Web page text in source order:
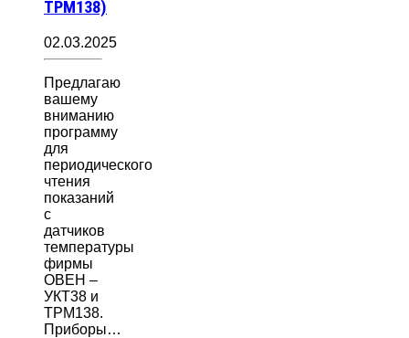
ТРМ138)
02.03.2025
Предлагаю
вашему
вниманию
программу
для
периодического
чтения
показаний
с
датчиков
температуры
фирмы
ОВЕН –
УКТ38 и
ТРМ138.
Приборы…